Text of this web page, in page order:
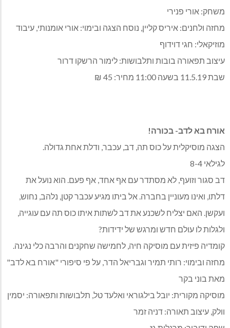
משחק: אורי פנירי
מחזה ולחנים: איריס קליין, נוסח הצגה ובימוי: אורי אומנותי, עיבוד
מוזיקאלי: חגי דוידוף
עיצוב תפאורה בובות ותלבושות: לימור הרשקו דרור
שבת 11.5.19 בשעה 11:00 מחיר: 45 ₪
אורח בא לדב- בכורה!
הצגה מוסיקלית על כוס תה, דב, עכבר, ודלת אחת גדולה.
לגילאי 8-4
דב סגור וזועף, לא מסתדר עם אף אחד, אף פעם. הוא נועל את
דלתו, ואינו מעוניין בחברה. אל ביתו מגיע עכבר קטן, נלהב, נחוש,
ועקשן. האם יצליח לשכנע את דב לשתות איתו כוס תה עם עוגייה,
ולגלות לו עולם חדש ומרגש של ידידות?
קומדיה פיזית עם מוסיקה חיה, לחמישה שחקנים והרבה כלי נגינה.
מחזה ובימוי: רותי תמיר וגבריאל הדר, על פי סיפורי "אורח בא לדב"
מאת בוני בקר
מוסיקה מקורית: יובל בילגוראי ואלעד טל, תלבושות ותפאורה: יסמין
וולק, עיצוב תאורה: דניה זמר